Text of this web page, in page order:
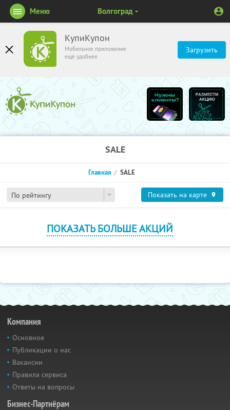
КупиКупон
Мобильное приложение
ещё удобнее
Загрузить
Меню Волгоград
SALE
По рейтингу
Главная SALE
Показать на карте
ПОКАЗАТЬ БОЛЬШЕ АКЦИЙ
Компания
Основное
Публикации о нас
Вакансии
Правила сервиса
Ответы на вопросы
Бизнес-Партнёрам